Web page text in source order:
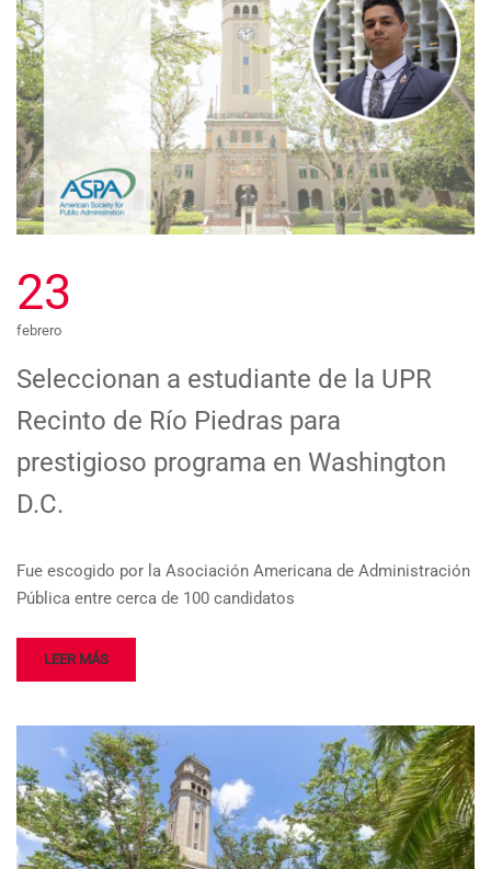
23
febrero
Seleccionan a estudiante de la UPR
Recinto de Río Piedras para
prestigioso programa en Washington
D.C.
Fue escogido por la Asociación Americana de Administración
Pública entre cerca de 100 candidatos
LEER MÁS